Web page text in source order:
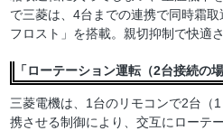
で三菱は、4台までの連携で同時霜
フロスト」を搭載。親切抑制で快適
「ローテーション運転（2台接続の場
三菱電機は、1台のリモコンで2台（
携させる制御により、交互にローテ